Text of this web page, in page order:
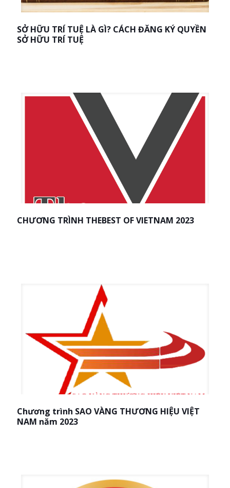
SỞ HỮU TRÍ TUỆ LÀ GÌ? CÁCH ĐĂNG KÝ QUYỀN
SỞ HỮU TRÍ TUỆ
CHƯƠNG TRÌNH THEBEST OF VIETNAM 2023
Chương trình SAO VÀNG THƯƠNG HIỆU VIỆT
NAM năm 2023